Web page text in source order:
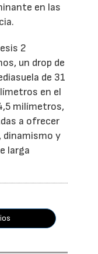
en las
2
un drop de
de 31
en el
milímetros,
a ofrecer
dinamismo y
larga